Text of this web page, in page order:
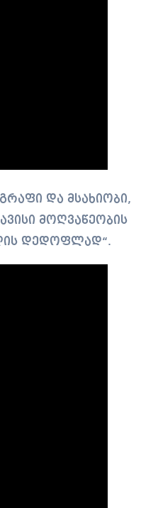
და მსახიობი,
მოღვაწეობის
დედოფლად“.